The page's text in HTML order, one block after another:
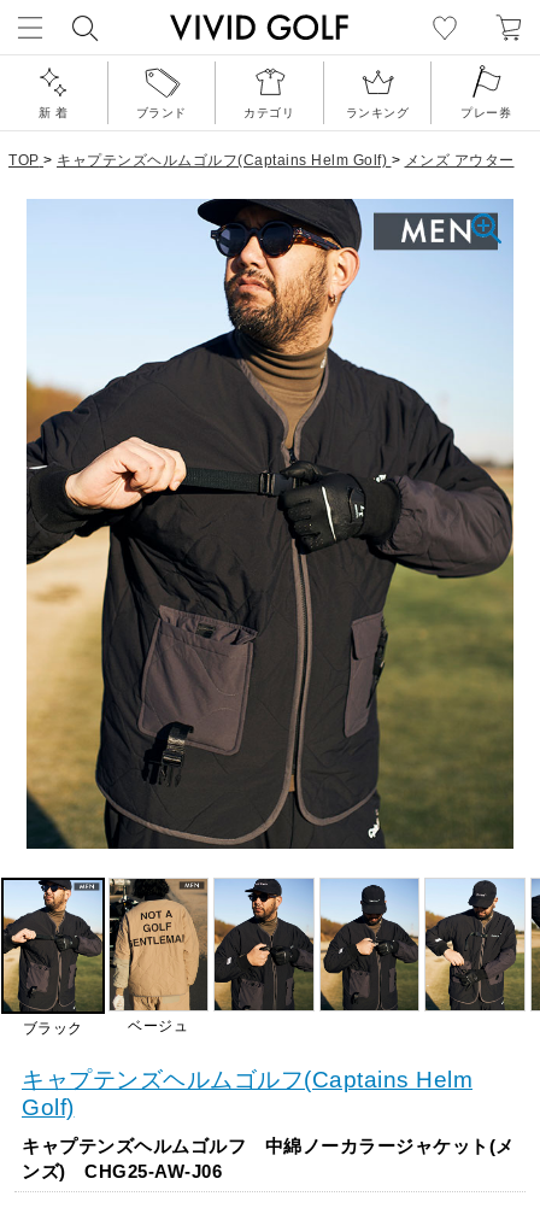
新 着 ブランド カテゴリ ランキング プレー券
TOP > キャプテンズヘルムゴルフ(Captains Helm Golf) > メンズ アウター
ブラック ベージュ
キャプテンズヘルムゴルフ(Captains Helm
Golf)
キャプテンズヘルムゴルフ 中綿ノーカラージャケット(メ
ンズ) CHG25-AW-J06